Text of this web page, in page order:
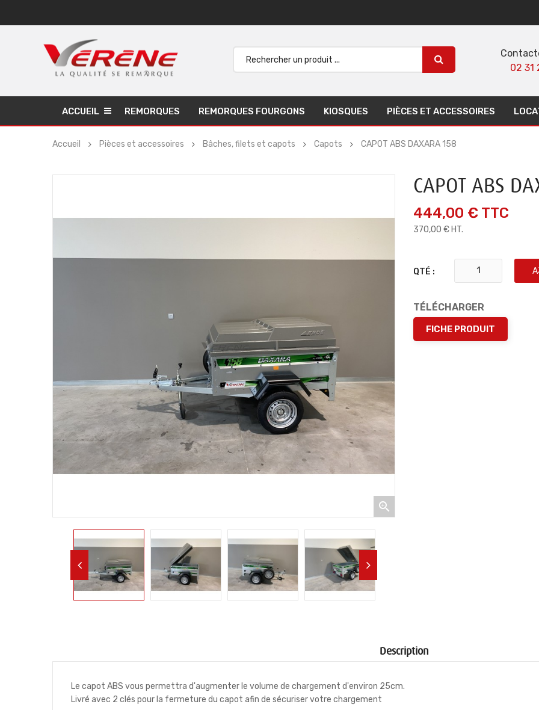
02 31
ACCUEIL REMORQUES REMORQUES FOURGONS KIOSQUES PIÈCES ET ACCESSOIRES
Accueil Pièces et accessoires Bâches, filets et capots Capots CAPOT ABS DAXARA 158

CAPOT ABS
444,00 € TTC
370,00 € HT.
QTÉ :
TÉLÉCHARGER
FICHE PRODUIT
Description
Le capot ABS vous permettra d'augmenter le volume de chargement d'environ 25cm.
Livré avec 2 clés pour la fermeture du capot afin de sécuriser votre chargement